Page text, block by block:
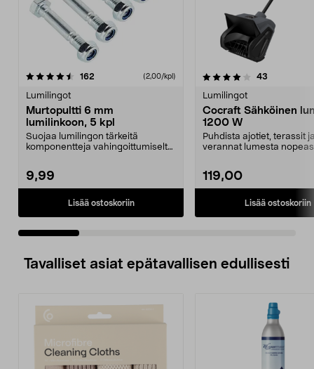
162 (2,00/kpl)
Lumilingot
Murtopultti 6 mm
lumilinkoon, 5 kpl
Suojaa lumilingon tärkeitä
komponentteja vahingoittumiselta
9,99
Lisää ostoskoriin
4.0 viidestä
43
Lumilingot
Cocraft Sähköinen
1200 W
Puhdista ajotiet, terassit
verannat lumesta
119,00
Lisää ostoskoriin
4.0 viidestä
Tavalliset asiat epätavallisen edullisesti